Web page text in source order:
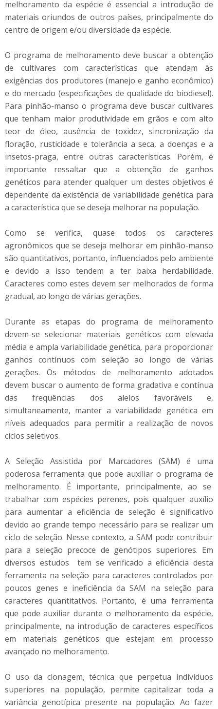
melhoramento da espécie é essencial a introdução de
materiais oriundos de outros países, principalmente do
centro de origem e/ou diversidade da espécie.
O programa de melhoramento deve buscar a obtenção
de cultivares com características que atendam às
exigências dos produtores (manejo e ganho econômico)
e do mercado (especificações de qualidade do biodiesel).
Para pinhão-manso o programa deve buscar cultivares
que tenham maior produtividade em grãos e com alto
teor de óleo, ausência de toxidez, sincronização da
floração, rusticidade e tolerância a seca, a doenças e a
insetos-praga, entre outras características. Porém, é
importante ressaltar que a obtenção de ganhos
genéticos para atender qualquer um destes objetivos é
dependente da existência de variabilidade genética para
a característica que se deseja melhorar na população.
Como se verifica, quase todos os caracteres
agronômicos que se deseja melhorar em pinhão-manso
são quantitativos, portanto, influenciados pelo ambiente
e devido a isso tendem a ter baixa herdabilidade.
Caracteres como estes devem ser melhorados de forma
gradual, ao longo de várias gerações.
Durante as etapas do programa de melhoramento
devem-se selecionar materiais genéticos com elevada
média e ampla variabilidade genética, para proporcionar
ganhos contínuos com seleção ao longo de várias
gerações. Os métodos de melhoramento adotados
devem buscar o aumento de forma gradativa e contínua
das freqüências dos alelos favoráveis e,
simultaneamente, manter a variabilidade genética em
níveis adequados para permitir a realização de novos
ciclos seletivos.
A Seleção Assistida por Marcadores (SAM) é uma
poderosa ferramenta que pode auxiliar o programa de
melhoramento. É importante, principalmente, ao se
trabalhar com espécies perenes, pois qualquer auxílio
para aumentar a eficiência de seleção é significativo
devido ao grande tempo necessário para se realizar um
ciclo de seleção. Nesse contexto, a SAM pode contribuir
para a seleção precoce de genótipos superiores. Em
diversos estudos tem se verificado a eficiência desta
ferramenta na seleção para caracteres controlados por
poucos genes e ineficiência da SAM na seleção para
caracteres quantitativos. Portanto, é uma ferramenta
que pode auxiliar durante o melhoramento da espécie,
principalmente, na introdução de caracteres específicos
em materiais genéticos que estejam em processo
avançado no melhoramento.
O uso da clonagem, técnica que perpetua indivíduos
superiores na população, permite capitalizar toda a
variância genotípica presente na população. Ao fazer